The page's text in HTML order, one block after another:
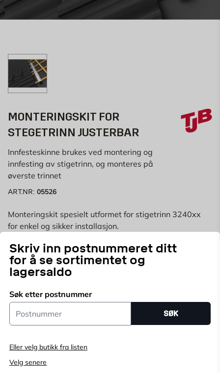
Skriv inn postnummeret ditt
for å se sortimentet og
lagersaldo
Søk etter postnummer
Postnummer
SØK
Eller velg butikk fra listen
Velg senere
MONTERINGSKIT FOR
STEGETRINN JUSTERBAR
Innfesteskinne brukes ved montering og
innfesting av stigetrinn, og monteres på
øverste trinnet
ART.NR: 05526
Monteringskit spesielt utformet for stigetrinn 3240xx
for enkel og sikker installasjon.
Velg butikk
Velg butikk for å se lagerstatus
Kjøp online, bestill levering i kassen
229 NOK